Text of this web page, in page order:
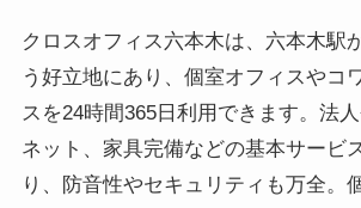
クロスオフィス六本木は、六本木駅
う好立地にあり、個室オフィスやコ
スを24時間365日利用できます。法
ネット、家具完備などの基本サービ
り、防音性やセキュリティも万全。